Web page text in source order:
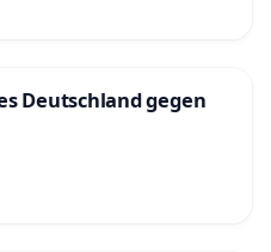
Deutschland gegen